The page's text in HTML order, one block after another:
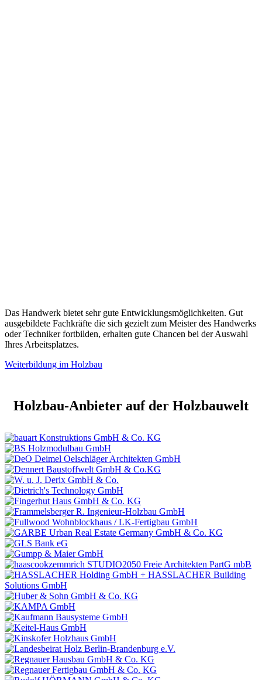
Das Handwerk bietet sehr gute Entwicklungsmöglichkeiten. Gut
ausgebildete Fachkräfte die sich gezielt zum Meister des Handwerks
oder Techniker fortbilden, erhalten gute Chancen bei der Auswahl
Ihres Arbeitsplatzes.
Weiterbildung im Holzbau
Holzbau-Anbieter auf der Holzbauwelt